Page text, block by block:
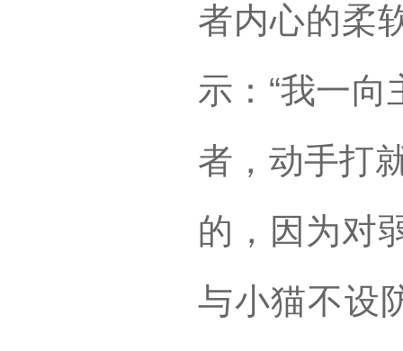
者内心的柔
示：“我一
者，动手打
的，因为对
与小猫不设